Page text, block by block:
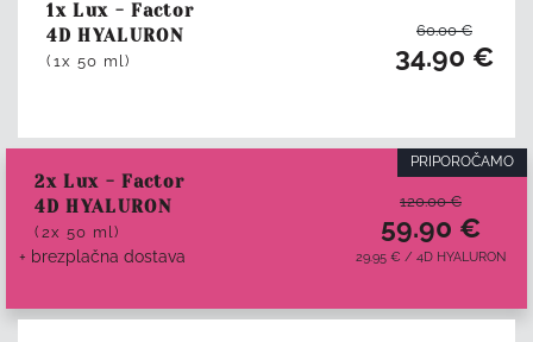
1x Lux - Factor
4D HYALURON
(1x 50 ml)
60.00 €
34.90 €
PRIPOROČAMO
2x Lux - Factor
4D HYALURON
(2x 50 ml)
+ brezplačna dostava
120.00 €
59.90 €
29.95 € / 4D HYALURON